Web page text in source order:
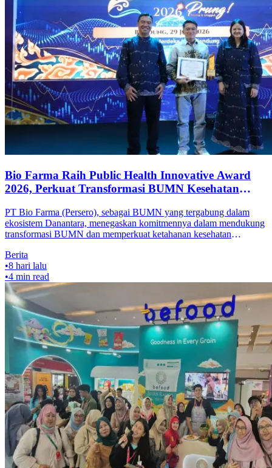
Bio Farma Raih Public Health Innovative Award
2026, Perkuat Transformasi BUMN Kesehatan
PT Bio Farma (Persero), sebagai BUMN yang tergabung dalam
ekosistem Danantara, menegaskan komitmennya dalam mendukung
transformasi BUMN dan memperkuat ketahanan kesehatan
Berita
•8 hari lalu
•4 min read